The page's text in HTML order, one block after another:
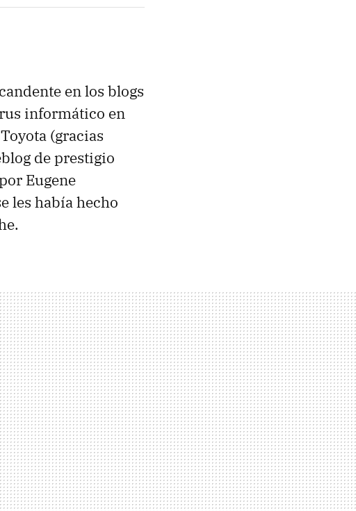
en los blogs
informático en
(gracias
de prestigio
Eugene
les había hecho